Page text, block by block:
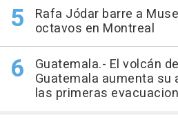
Rafa Jódar barre a
octavos en Montreal
Guatemala.- El volcán
Guatemala aumenta su
las primeras